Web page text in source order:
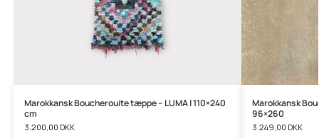
Marokkansk Boucherouite tæppe – LUMA | 110×240
cm
3.200,00 DKK
Marokkansk
96×260
3.249,00 DKK